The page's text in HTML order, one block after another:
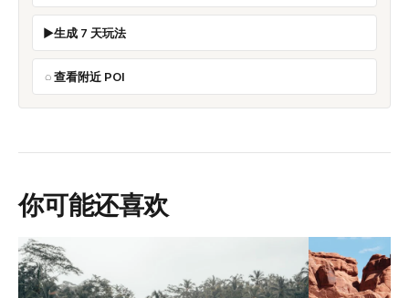
生成 7 天玩法
查看附近 POI
你可能还喜欢